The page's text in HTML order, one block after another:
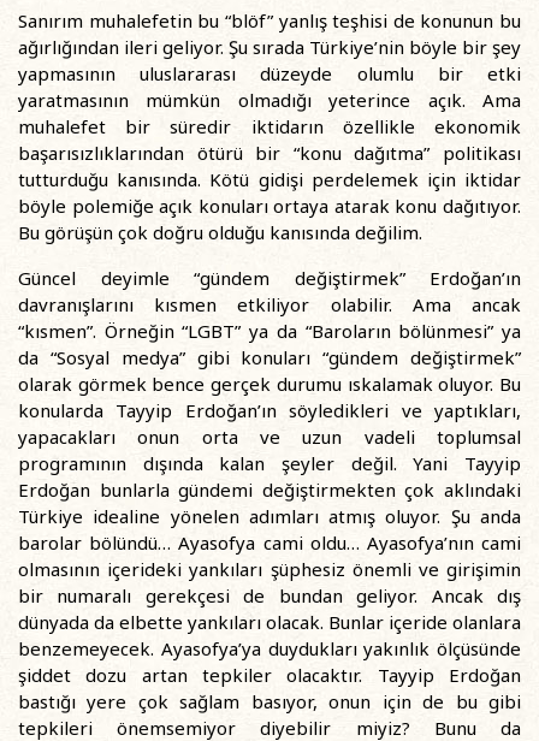
Sanırım muhalefetin bu “blöf” yanlış teşhisi de konunun bu
ağırlığından ileri geliyor. Şu sırada Türkiye’nin böyle bir şey
yapmasının uluslararası düzeyde olumlu bir etki
yaratmasının mümkün olmadığı yeterince açık. Ama
muhalefet bir süredir iktidarın özellikle ekonomik
başarısızlıklarından ötürü bir “konu dağıtma” politikası
tutturduğu kanısında. Kötü gidişi perdelemek için iktidar
böyle polemiğe açık konuları ortaya atarak konu dağıtıyor.
Bu görüşün çok doğru olduğu kanısında değilim.
Güncel deyimle “gündem değiştirmek” Erdoğan’ın
davranışlarını kısmen etkiliyor olabilir. Ama ancak
“kısmen”. Örneğin “LGBT” ya da “Baroların bölünmesi” ya
da “Sosyal medya” gibi konuları “gündem değiştirmek”
olarak görmek bence gerçek durumu ıskalamak oluyor. Bu
konularda Tayyip Erdoğan’ın söyledikleri ve yaptıkları,
yapacakları onun orta ve uzun vadeli toplumsal
programının dışında kalan şeyler değil. Yani Tayyip
Erdoğan bunlarla gündemi değiştirmekten çok aklındaki
Türkiye idealine yönelen adımları atmış oluyor. Şu anda
barolar bölündü… Ayasofya cami oldu… Ayasofya’nın cami
olmasının içerideki yankıları şüphesiz önemli ve girişimin
bir numaralı gerekçesi de bundan geliyor. Ancak dış
dünyada da elbette yankıları olacak. Bunlar içeride olanlara
benzemeyecek. Ayasofya’ya duydukları yakınlık ölçüsünde
şiddet dozu artan tepkiler olacaktır. Tayyip Erdoğan
bastığı yere çok sağlam basıyor, onun için de bu gibi
tepkileri önemsemiyor diyebilir miyiz? Bunu da